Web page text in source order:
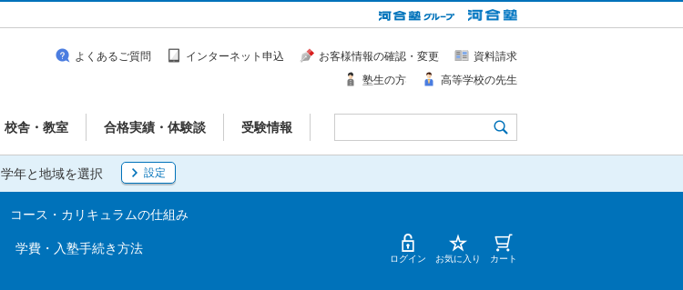
校舎・教室 合格実績・体験談 受験情報
よくあるご質問 インターネット申込 お客様情報の確認・変更
資料請求
塾生の方
高等学校の先生
学年と地域を選択 設定
コース・カリキュラムの仕組み
学費・入塾手続き方法
ログイン お気に入り カート